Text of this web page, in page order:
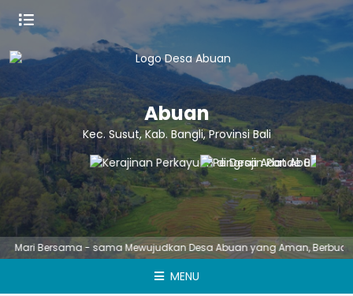
Abuan
Kec. Susut, Kab. Bangli, Provinsi Bali
Bersama - sama Mewujudkan Desa Abuan yang Aman, Berbudaya,
MENU